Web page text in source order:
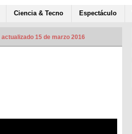
Ciencia & Tecno Espectáculo
actualizado 15 de marzo 2016